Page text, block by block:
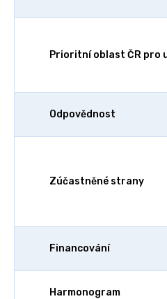
Prioritní oblast ČR pro
Odpovědnost
Zúčastněné strany
Financování
Harmonogram